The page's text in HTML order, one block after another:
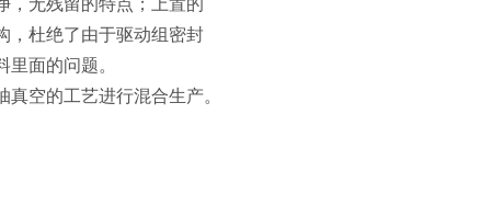
，杜绝了由于驱动组密封
面的问题。
空的工艺进行混合生产。